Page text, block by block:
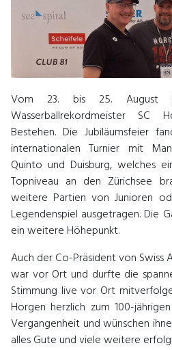
Vom 23. bis 25. August
Wasserballrekordmeister SC
Bestehen. Die Jubiläumsfeier
internationalen Turnier mit
Quinto und Duisburg, welches
Topniveau an den Zürichsee
weitere Partien von Junioren
Legendenspiel ausgetragen. Die
ein weitere Höhepunkt.
Auch der Co-Präsident von Swiss
war vor Ort und durfte die
Stimmung live vor Ort
Horgen herzlich zum 100-
Vergangenheit und wünschen
alles Gute und viele weitere